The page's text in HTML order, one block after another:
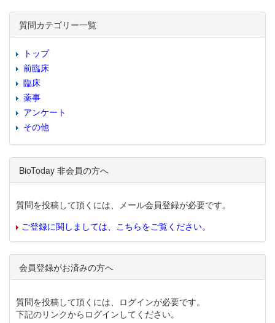
質問カテゴリー一覧
トップ
前臨床
臨床
薬事
アンケート
その他
BioToday 非会員の方へ
質問を投稿して頂くには、メール会員登録が必要です。
ご登録に関しましては、こちらをご覧ください。
会員登録がお済みの方へ
質問を投稿して頂くには、ログインが必要です。
下記のリンクからログインしてください。